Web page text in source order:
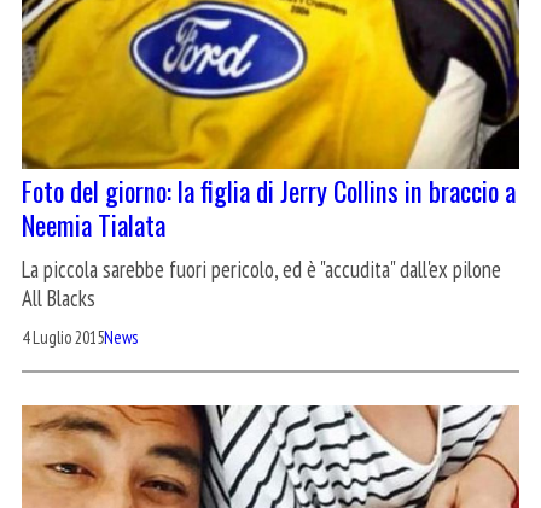
Foto del giorno: la figlia di Jerry Collins in braccio a
Neemia Tialata
La piccola sarebbe fuori pericolo, ed è "accudita" dall'ex pilone
All Blacks
4 Luglio 2015News